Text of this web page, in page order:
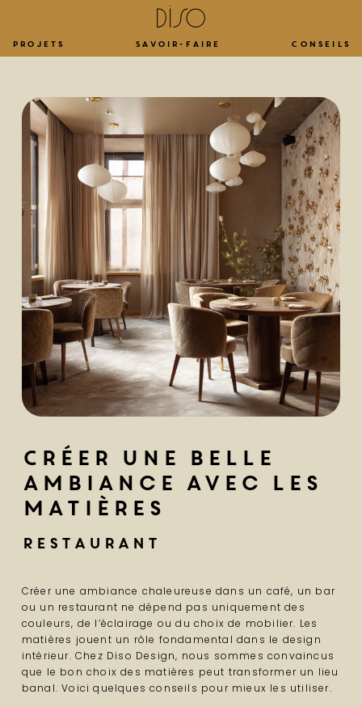
Projets Savoir-faire Conseils
Créer une belle
ambiance avec les
matières
Restaurant
Créer une ambiance chaleureuse dans un café, un bar
ou un restaurant ne dépend pas uniquement des
couleurs, de l’éclairage ou du choix de mobilier. Les
matières jouent un rôle fondamental dans le design
intérieur. Chez Diso Design, nous sommes convaincus
que le bon choix des matières peut transformer un lieu
banal. Voici quelques conseils pour mieux les utiliser.